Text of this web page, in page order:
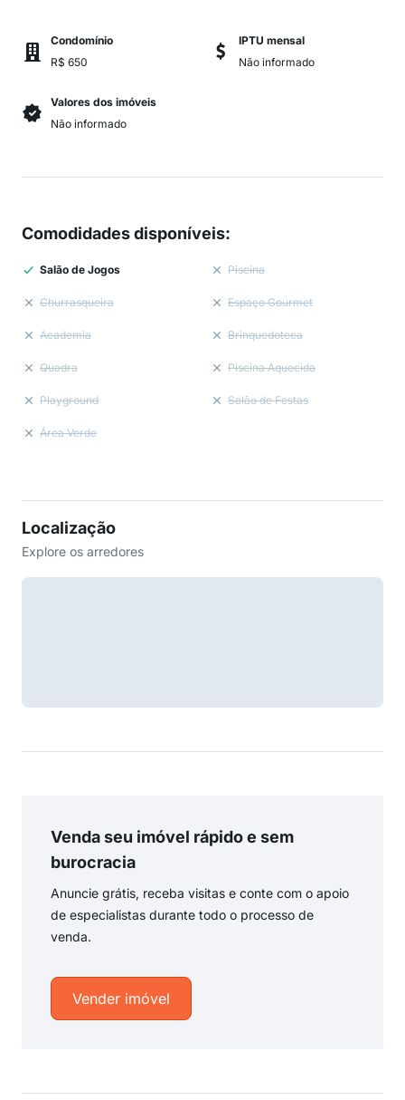
Condomínio
R$ 650
IPTU mensal
Não informado
Valores dos imóveis
Não informado
Comodidades disponíveis:
Salão de Jogos Piscina
Churrasqueira Espaço Gourmet
Academia Brinquedoteca
Quadra Piscina Aquecida
Playground Salão de Festas
Área Verde
Localização
Explore os arredores
Venda seu imóvel rápido e sem
burocracia
Anuncie grátis, receba visitas e conte com o apoio
de especialistas durante todo o processo de
venda.
Vender imóvel